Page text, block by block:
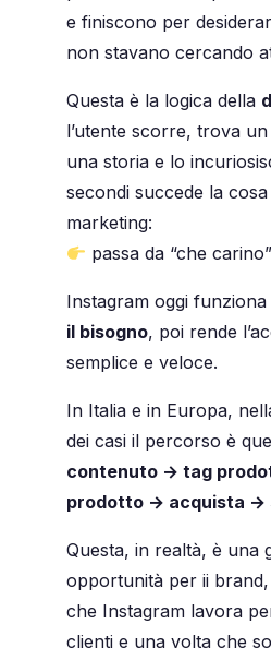
e finiscono per
non stavano cercando
Questa è la logica della
l’utente scorre, trova
una storia e lo
secondi succede la
marketing:
passa da “che
Instagram oggi funziona
il bisogno, poi rende
semplice e veloce.
In Italia e in Europa,
dei casi il percorso è
contenuto → tag
prodotto → acquista →
Questa, in realtà, è una
opportunità per ii
che Instagram lavora
clienti e una volta che